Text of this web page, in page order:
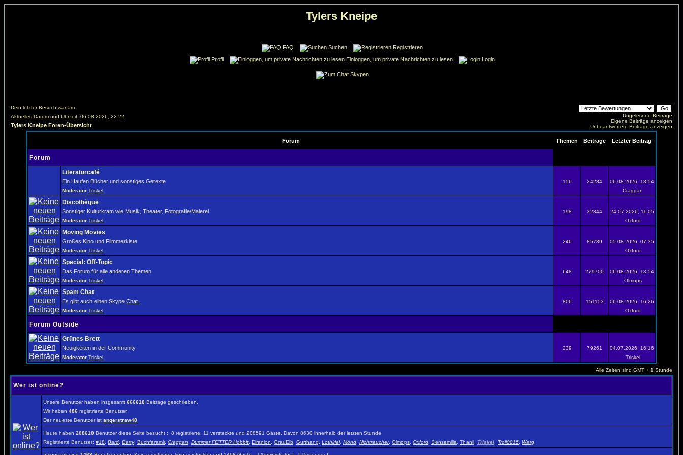
Tylers Kneipe
FAQ Suchen
Registrieren
Profil
Einloggen, um private Nachrichten zu lesen Login
Skypen
Dein letzter Besuch war am:
Aktuelles Datum und Uhrzeit: 06.08.2026, 22:22
Tylers Kneipe Foren-Übersicht
Ungelesene Beiträge
Eigene Beiträge anzeigen
Unbeantwortete Beiträge anzeigen
Forum Themen Beiträge Letzter Beitrag
Forum
Literaturcafé
Ein Haufen Bücher und sonstiges Getexte
Moderator Triskel
156 24284
06.08.2026, 18:54
Craggan
Discothèque
Sonstiger Kulturkram wie Musik, Theater, Fotografie/Malerei
Moderator Triskel
198 32844
24.07.2026, 11:05
Oxford
Moving Movies
Großes Kino und Flimmerkiste
Moderator Triskel
246 85789
05.08.2026, 07:35
Oxford
Special: Off-Topic
Das Forum für alle anderen Themen
Moderator Triskel
648 279700
06.08.2026, 13:54
Olmops
Spam Chat
Es gibt auch einen Skype Chat.
Moderator Triskel
806 151153
06.08.2026, 16:26
Oxford
Forum Outside
Grünes Brett
Neuigkeiten in der Community
Moderator Triskel
239 79261
04.07.2026, 16:16
Triskel
Alle Zeiten sind GMT + 1 Stunde
Wer ist online?
Unsere Benutzer haben insgesamt 666618 Beiträge geschrieben.
Wir haben 486 registrierte Benutzer.
Der neueste Benutzer ist angerstraw48
Heute haben 208610 Benutzer diese Seite besucht :: 8 registrierte, 11 versteckte und 208591 Gäste. Davon 8630 innerhalb der letzten Stunde.
Registrierte Benutzer: #18 Bard Barty, Buchfaramir, Craggan Dummer FETTER Hobbit Eiranion GrauElb Gurthang Lothiriel, Mond Nichtraucher, Olmops Oxford Sensemilla Thanil Triskel Troll0815 Warg